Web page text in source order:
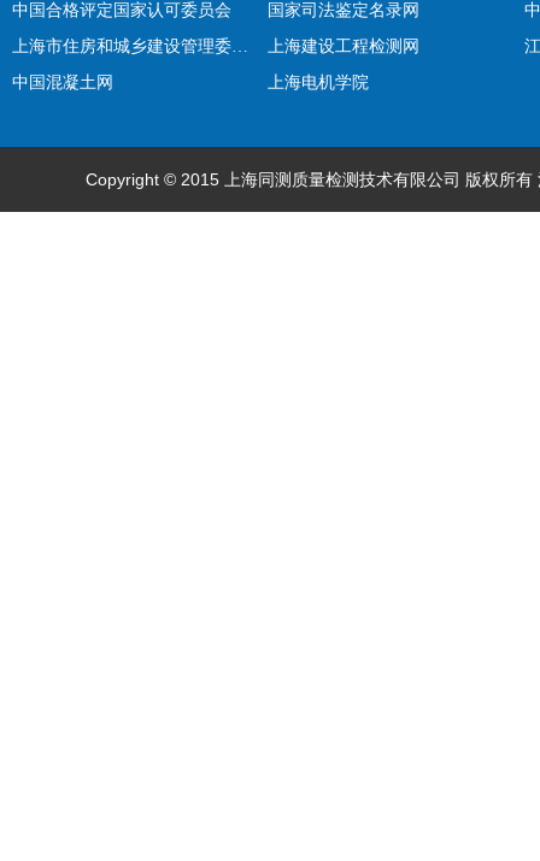
中国合格评定国家认可委员会
上海市住房和城乡建设管理委员会
中国混凝土网
国家司法鉴定名录网
上海建设工程检测网
上海电机学院
Copyright © 2015 上海同测质量检测技术有限公司 版权所有